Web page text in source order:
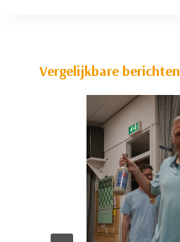
Vergelijkbare berichten